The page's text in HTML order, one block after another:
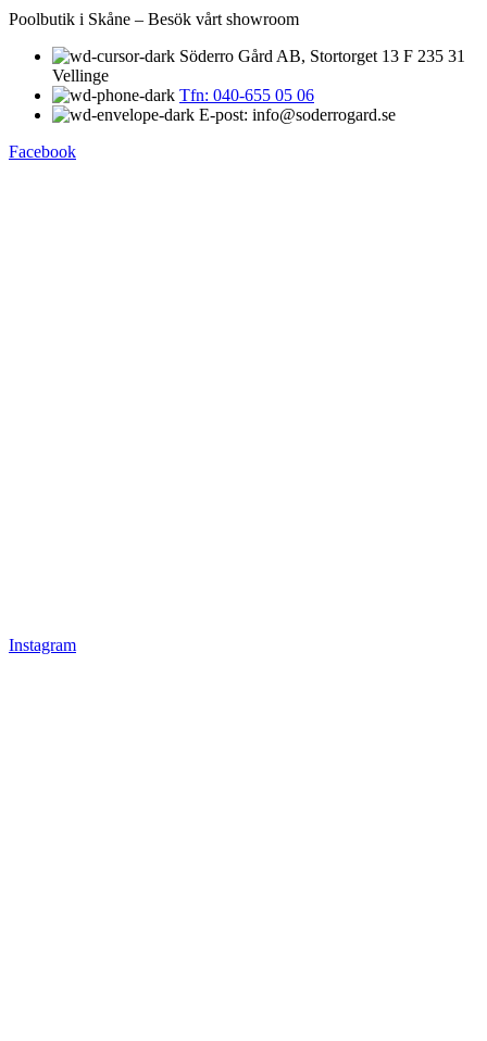
Poolbutik i Skåne – Besök vårt showroom
Söderro Gård AB, Stortorget 13 F 235 31
Vellinge
Tfn: 040-655 05 06
E-post: info@soderrogard.se
Facebook
Instagram